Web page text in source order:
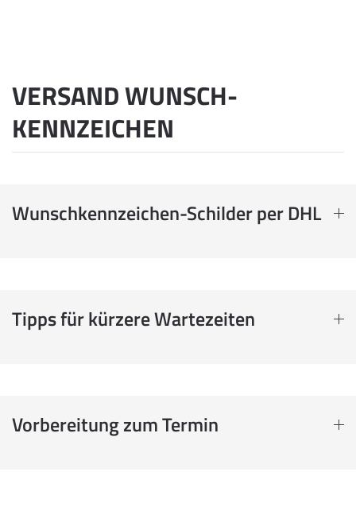
VERSAND WUNSCH­
KENNZEICHEN
Wunschkennzeichen-Schilder per DHL
Tipps für kürzere Wartezeiten
Vorbereitung zum Termin